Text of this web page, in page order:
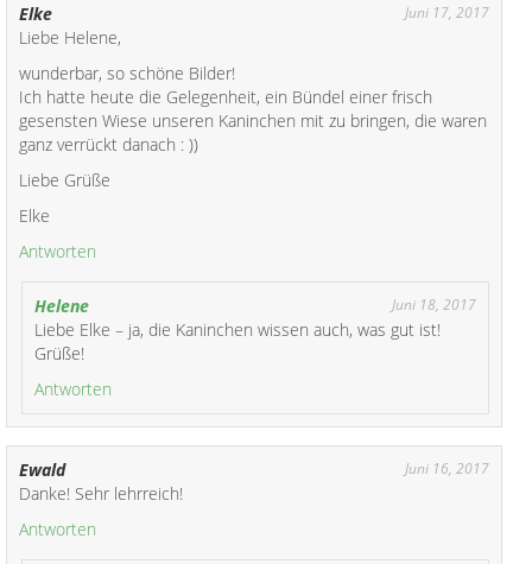
Elke Juni 17, 2017
Liebe Helene,
wunderbar, so schöne Bilder!
Ich hatte heute die Gelegenheit, ein Bündel einer frisch
gesensten Wiese unseren Kaninchen mit zu bringen, die waren
ganz verrückt danach : ))
Liebe Grüße
Elke
Antworten
Helene Juni 18, 2017
Liebe Elke – ja, die Kaninchen wissen auch, was gut ist!
Grüße!
Antworten
Ewald Juni 16, 2017
Danke! Sehr lehrreich!
Antworten